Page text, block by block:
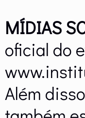
MÍDIAS
oficial do
Além